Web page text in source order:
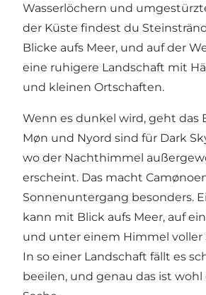
Wasserlöchern und
der Küste findest du
Blicke aufs Meer, und auf der
eine ruhigere Landschaft mit
und kleinen Ortschaften.
Wenn es dunkel wird, geht das
Møn und Nyord sind für Dark
wo der Nachthimmel
erscheint. Das macht
Sonnenuntergang besonders.
kann mit Blick aufs Meer, auf
und unter einem Himmel voller
In so einer Landschaft fällt es
beeilen, und genau das ist wohl